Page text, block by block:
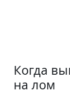
Когда
на лом